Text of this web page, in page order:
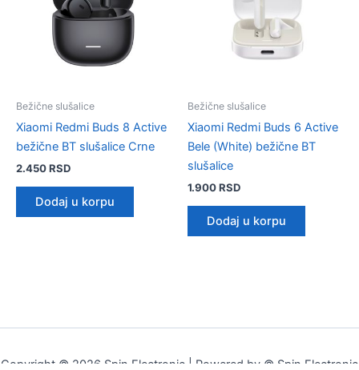
Bežične slušalice
Xiaomi Redmi Buds 8 Active
bežične BT slušalice Crne
2.450RSD
Dodaj u korpu
Bežične slušalice
Xiaomi Redmi Buds 6 Active
Bele (White) bežične BT
slušalice
1.900RSD
Dodaj u korpu
Copyright © 2026 Spin Electronic | Powered by © Spin Electronic